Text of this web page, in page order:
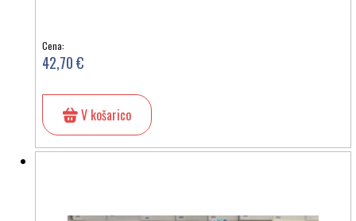
Cena:
42,70 €
V košarico